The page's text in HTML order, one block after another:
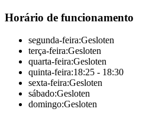
Horário de funcionamento
segunda-feira:Gesloten
terça-feira:Gesloten
quarta-feira:Gesloten
quinta-feira:18:25 - 18:30
sexta-feira:Gesloten
sábado:Gesloten
domingo:Gesloten